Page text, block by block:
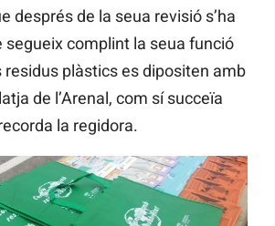
després de la seua revisió s’ha
segueix complint la seua funció
residus plàstics es dipositen amb
de l’Arenal, com sí succeïa
la regidora.